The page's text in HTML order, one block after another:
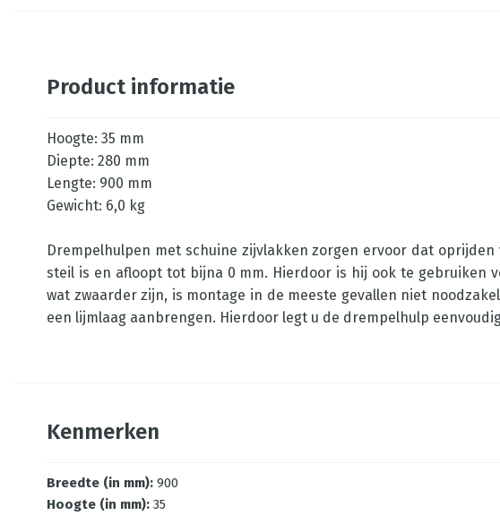
Product informatie
Hoogte: 35 mm
Diepte: 280 mm
Lengte: 900 mm
Gewicht: 6,0 kg
Drempelhulpen met schuine zijvlakken zorgen ervoor dat
steil is en afloopt tot bijna 0 mm. Hierdoor is hij ook te gebruiken
wat zwaarder zijn, is montage in de meeste gevallen niet
een lijmlaag aanbrengen. Hierdoor legt u de drempelhulp
Kenmerken
Breedte (in mm): 900
Hoogte (in mm): 35